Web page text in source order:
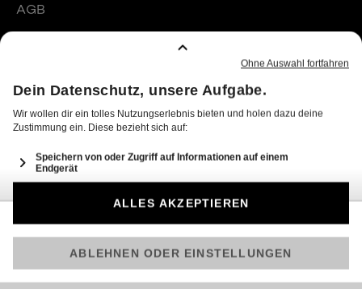
AGB
Produktplatzierungen
© 2026 Seven.One Entertainment Group Schweiz AG
Am besten läuft Joyn in der App!